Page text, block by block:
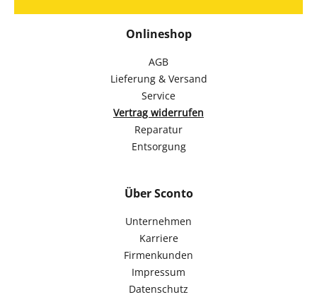
Onlineshop
AGB
Lieferung & Versand
Service
Vertrag widerrufen
Reparatur
Entsorgung
Über Sconto
Unternehmen
Karriere
Firmenkunden
Impressum
Datenschutz